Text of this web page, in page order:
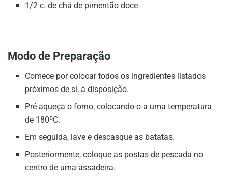
1/2 c. de chá de pimentão doce
Modo de Preparação
Comece por colocar todos os ingredientes listados
próximos de si, à disposição.
Pré-aqueça o forno, colocando-o a uma temperatura
de 180ºC.
Em seguida, lave e descasque as batatas.
Posteriormente, coloque as postas de pescada no
centro de uma assadeira.